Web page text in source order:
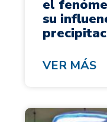
el
su
VER MÁS